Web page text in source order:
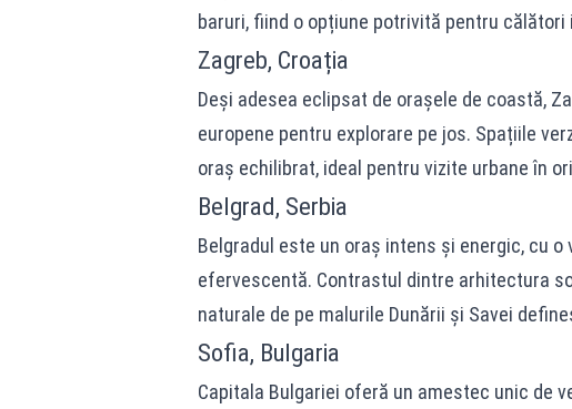
baruri, fiind o opțiune potrivită pentru
Zagreb, Croația
Deși adesea eclipsat de orașele de coastă,
europene pentru explorare pe jos. Spațiile
oraș echilibrat, ideal pentru vizite urbane în
Belgrad, Serbia
Belgradul este un oraș intens și energic, cu
efervescentă. Contrastul dintre arhitectura
naturale de pe malurile Dunării și Savei
Sofia, Bulgaria
Capitala Bulgariei oferă un amestec unic de